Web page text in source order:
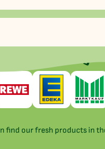
Here
find our fresh products in